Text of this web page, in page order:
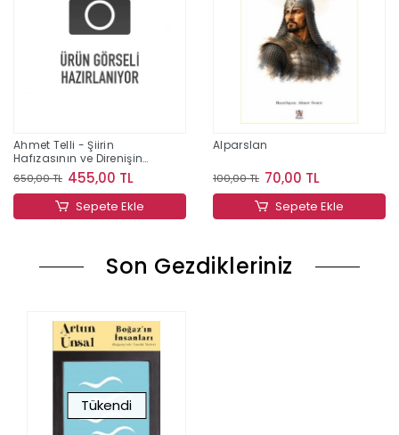
Ahmet Telli - Şiirin
Hafızasının ve Direnişin
İzinde Bir Yaşam
650,00 TL 455,00 TL
Sepete Ekle
Alparslan
100,00 TL 70,00 TL
Sepete Ekle
Son Gezdikleriniz
Tükendi